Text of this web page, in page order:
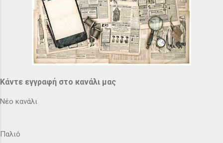
Κάντε εγγραφή στο κανάλι μας
Νέο κανάλι
Παλιό